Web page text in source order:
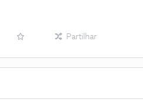
Partilhar